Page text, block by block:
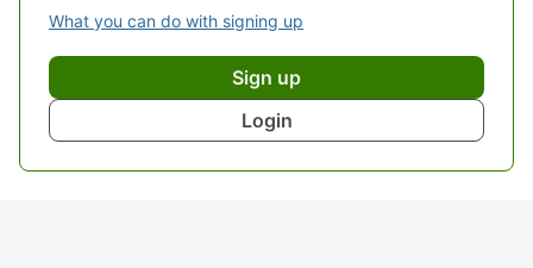
What you can do with signing up
Sign up
Login